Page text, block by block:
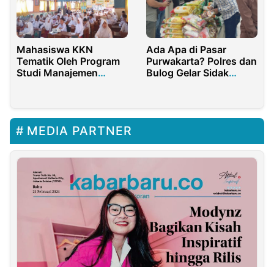
Mahasiswa KKN
Tematik Oleh Program
Studi Manajemen
Madura Melakukan
Sosialisasi Anti-
Bullying
Ada Apa di Pasar
Purwakarta? Polres dan
Bulog Gelar Sidak
MEDIA PARTNER